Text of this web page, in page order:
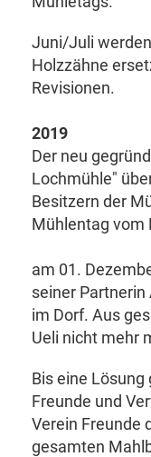
Juni/Juli
Holzzähne
Revisionen.
2019
Der neu
Lochmühle"
Besitzern der
Mühlentag vom
am 01.
seiner Partnerin
im Dorf. Aus
Ueli nicht mehr
Bis eine
Freunde und
Verein Freunde
gesamten